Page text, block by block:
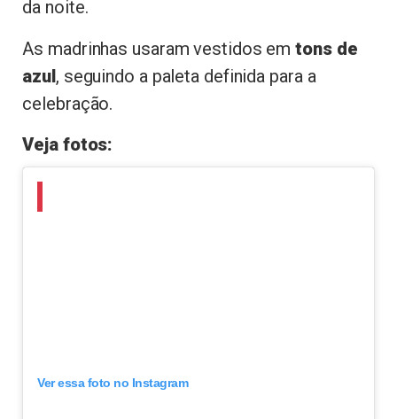
da noite.
As madrinhas usaram vestidos emtons de
azul, seguindo a paleta definida para a
celebração.
Veja fotos:
Ver essa foto no Instagram